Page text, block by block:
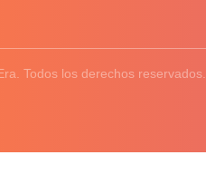
Todos los derechos reservados.